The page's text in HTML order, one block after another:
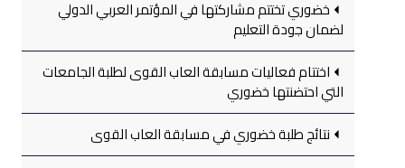
خضوري تختتم مشاركتها في المؤتمر العربي الدولي
لضمان جودة التعليم
اختتام فعاليات مسابقة العاب القوى لطلبة الجامعات
التي احتضنتها خضوري
نتائج طلبة خضوري في مسابقة العاب القوى